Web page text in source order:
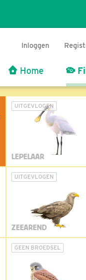
Inloggen
Home
UITGEVLOGEN
LEPELAAR
UITGEVLOGEN
ZEEAREND
GEEN BROEDSEL